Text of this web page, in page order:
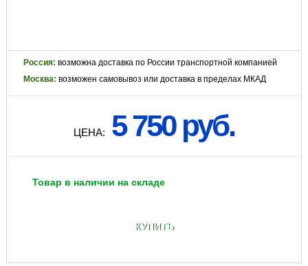
Россия: возможна доставка по России транспортной компанией
Москва: возможен самовывоз или доставка в пределах МКАД
ЦЕНА: 5 750 руб.
Товар в наличии на складе
КУПИТЬ